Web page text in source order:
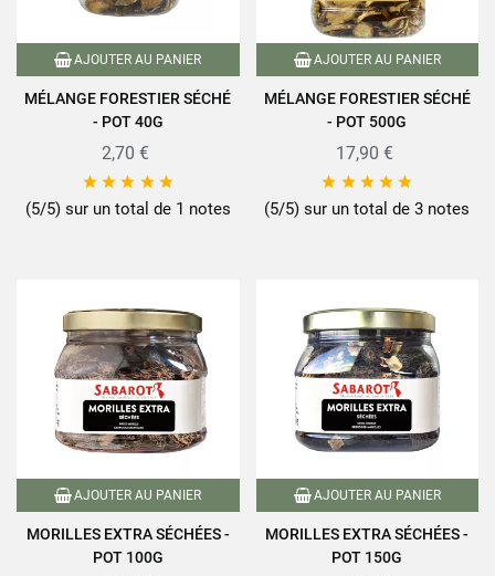
AJOUTER AU PANIER
MÉLANGE FORESTIER SÉCHÉ
- POT 40G
2,70 €
    
(5/5) sur un total de 1 notes
AJOUTER AU PANIER
MÉLANGE FORESTIER SÉCHÉ
- POT 500G
17,90 €
    
(5/5) sur un total de 3 notes
AJOUTER AU PANIER
MORILLES EXTRA SÉCHÉES -
POT 100G
AJOUTER AU PANIER
MORILLES EXTRA SÉCHÉES -
POT 150G